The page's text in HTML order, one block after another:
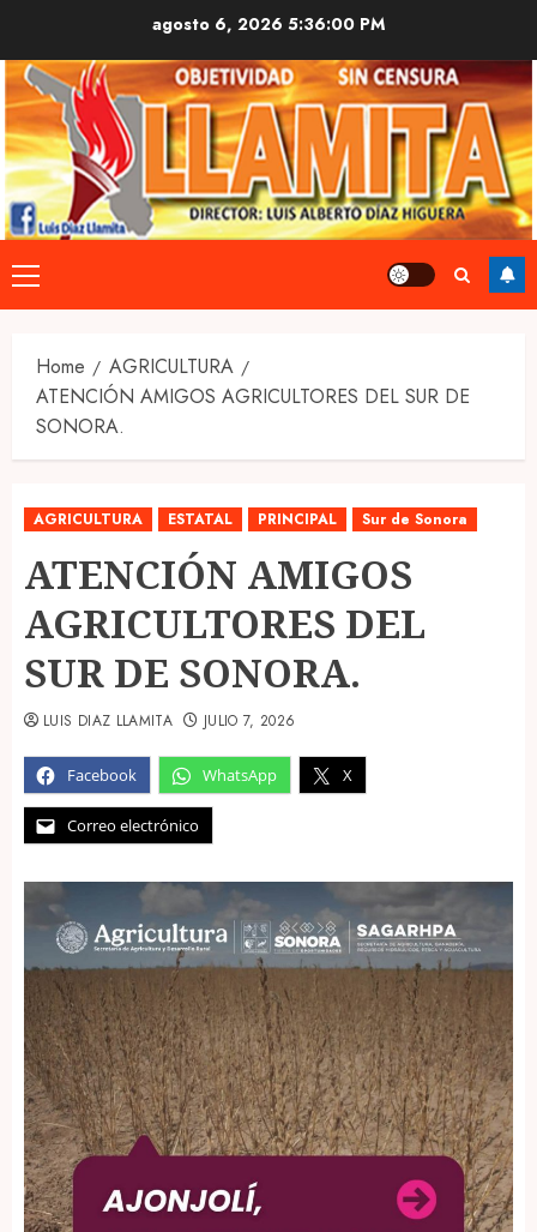
content
agosto 6, 20265:36:01 PM
Primary
Menu
Home
AGRICULTURA
ATENCIÓN AMIGOS AGRICULTORES DEL SUR DE
SONORA.
AGRICULTURA ESTATAL PRINCIPAL Sur de Sonora
ATENCIÓN AMIGOS
AGRICULTORES DEL
SUR DE SONORA.
Facebook WhatsApp X
Correo electrónico
LUIS DIAZ LLAMITA JULIO 7, 2026